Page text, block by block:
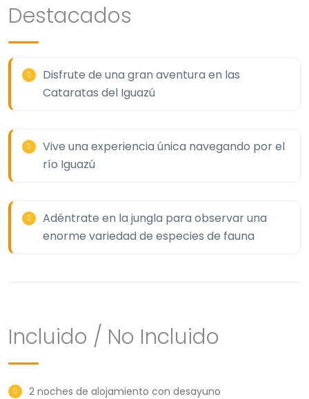
Destacados
Disfrute de una gran aventura en las
Cataratas del Iguazú
Vive una experiencia única navegando por el
río Iguazú
Adéntrate en la jungla para observar una
enorme variedad de especies de fauna
Incluido / No Incluido
2 noches de alojamiento con desayuno